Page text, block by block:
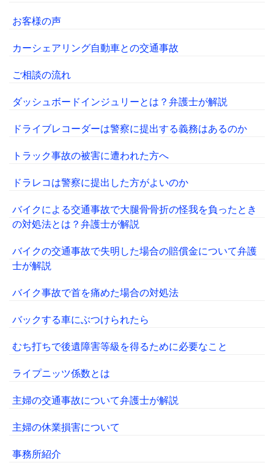
お客様の声
カーシェアリング自動車との交通事故
ご相談の流れ
ダッシュボードインジュリーとは？弁護士が解説
ドライブレコーダーは警察に提出する義務はあるのか
トラック事故の被害に遭われた方へ
ドラレコは警察に提出した方がよいのか
バイクによる交通事故で大腿骨骨折の怪我を負ったとき
の対処法とは？弁護士が解説
バイクの交通事故で失明した場合の賠償金について弁護
士が解説
バイク事故で首を痛めた場合の対処法
バックする車にぶつけられたら
むち打ちで後遺障害等級を得るために必要なこと
ライプニッツ係数とは
主婦の交通事故について弁護士が解説
主婦の休業損害について
事務所紹介